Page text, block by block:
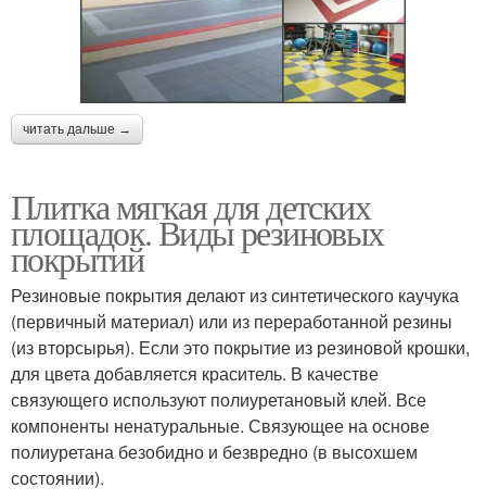
читать дальше →
Плитка мягкая для детских
площадок. Виды резиновых
покрытий
Резиновые покрытия делают из синтетического каучука
(первичный материал) или из переработанной резины
(из вторсырья). Если это покрытие из резиновой крошки,
для цвета добавляется краситель. В качестве
связующего используют полиуретановый клей. Все
компоненты ненатуральные. Связующее на основе
полиуретана безобидно и безвредно (в высохшем
состоянии).